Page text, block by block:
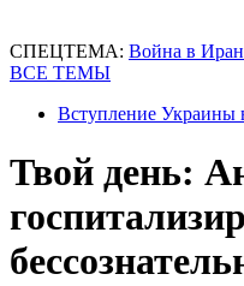
СПЕЦТЕМА: Война в
ВСЕ ТЕМЫ
Вступление Украины
Твой день: